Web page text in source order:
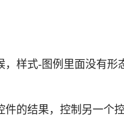
样式-图例里面没有形
的结果，控制另一个